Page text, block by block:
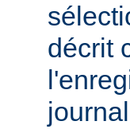
décrit